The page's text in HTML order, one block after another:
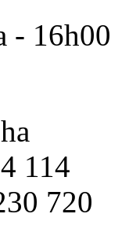
- 16h00
114
720